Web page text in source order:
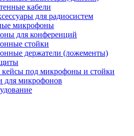
кабели
для радиосистем
микрофоны
для конференций
стойки
держатели (ложементы)
под микрофоны и стойки
для микрофонов